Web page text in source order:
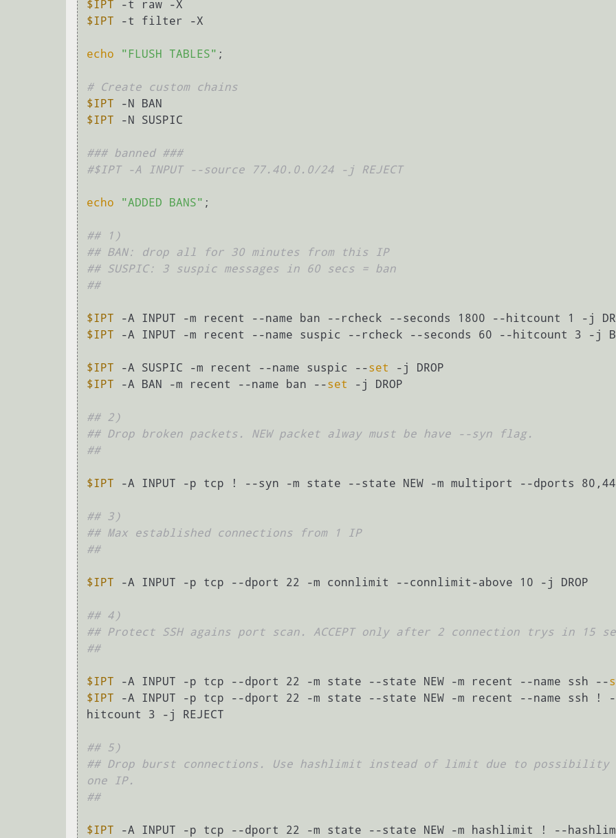
$IPT
$IPT -t filter -X
echo "FLUSH TABLES" ;
# Create custom chains
$IPT
$IPT -N SUSPIC
### banned ###
#$IPT -A INPUT --source 77.40.0.0/24 -j REJECT
echo "ADDED BANS" ;
## 1)
## BAN: drop all for 30 minutes from this IP
## SUSPIC: 3 suspic messages in 60 secs = ban
##
$IPT
$IPT -A INPUT -m recent --name suspic --rcheck --seconds 60 --hitcount 3 -j
$IPT -A SUSPIC -m recent --name suspic --set
$IPT -A BAN -m recent --name ban --set -j DROP
## 2)
## Drop broken packets. NEW packet alway must be have --syn flag.
##
$IPT -A INPUT -p tcp ! --syn -m state --state NEW -m multiport --dports
## 3)
## Max established connections from 1 IP
##
$IPT -A INPUT -p tcp --dport 22 -m connlimit --connlimit-above 10 -j DROP
## 4)
## Protect SSH agains port scan. ACCEPT only after 2 connection trys in 15
##
$IPT -A INPUT -p tcp --dport 22 -m state --state NEW -m recent --name ssh --
$IPT -A INPUT -p tcp --dport 22 -m state --state NEW -m recent --name ssh !
hitcount 3 -j REJECT
## 5)
## Drop burst connections. Use hashlimit instead of limit due to
one IP.
##
$IPT -A INPUT -p tcp --dport 22 -m state --state NEW -m hashlimit ! --